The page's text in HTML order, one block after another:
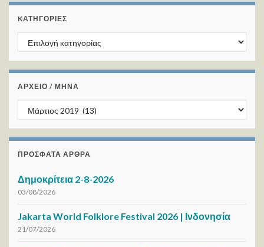
KΑΤΗΓΟΡΊΕΣ
Kατηγορίες
ΑΡΧΕΙΟ / ΜΗΝΑ
ΑΡΧΕΙΟ / ΜΗΝΑ
ΠΡΌΣΦΑΤΑ ΆΡΘΡΑ
Δημοκρίτεια 2-8-2026
03/08/2026
Jakarta World Folklore Festival 2026 | Ινδονησία
21/07/2026